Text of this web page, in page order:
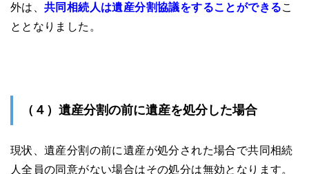
外は、共同相続人は遺産分割協議をすることができるこ
ととなりました。
（４）遺産分割の前に遺産を処分した場合
現状、遺産分割の前に遺産が処分された場合で共同相続
人全員の同意がない場合はその処分は無効となります。